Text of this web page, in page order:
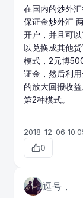
在国内的炒外
保证金炒外汇
开户，并且可
以兑换成其他
模式，2元博
证金，然后利
的放大回报收
第2种模式。
2018-12-06
0
逗号，